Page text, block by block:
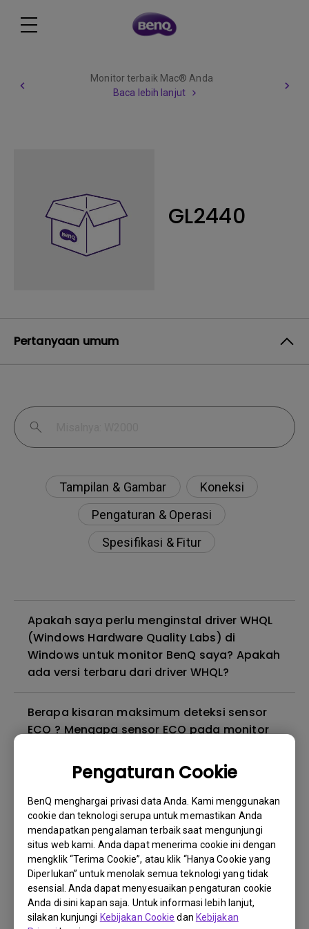
Pengaturan Cookie
BenQ menghargai privasi data Anda. Kami menggunakan
cookie dan teknologi serupa untuk memastikan Anda
mendapatkan pengalaman terbaik saat mengunjungi
situs web kami. Anda dapat menerima cookie ini dengan
mengklik “Terima Cookie”, atau klik “Hanya Cookie yang
Diperlukan” untuk menolak semua teknologi yang tidak
esensial. Anda dapat menyesuaikan pengaturan cookie
Anda di sini kapan saja. Untuk informasi lebih lanjut,
silakan kunjungi Kebijakan Cookie dan Kebijakan
Monitor terbaik Mac® Anda
Baca lebih lanjut
GL2440
Pertanyaan umum
Tampilan & Gambar
Koneksi
Pengaturan & Operasi
Spesifikasi & Fitur
Apakah saya perlu menginstal driver WHQL
(Windows Hardware Quality Labs) di
Windows untuk monitor BenQ saya? Apakah
ada versi terbaru dari driver WHQL?
Berapa kisaran maksimum deteksi sensor
ECO ? Mengapa sensor ECO pada monitor
mestinya?
Mengapa monitor saya berkedip-kedip?
Mengapa monitor BenQ saya tidak dapat
ditampilkan dengan benar melalui kabel
USB-C(Type C)?
Apa itu kebocoran lampu latar atau